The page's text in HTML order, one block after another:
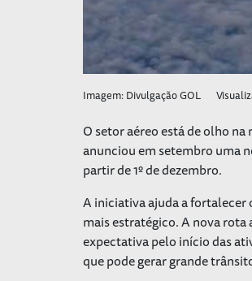
Imagem: Divulgação GOL
O setor aéreo está de olho
anunciou em setembro uma
partir de 1º de dezembro.
A iniciativa ajuda a fortalecer
mais estratégico. A nova
expectativa pelo início das
que pode gerar grande